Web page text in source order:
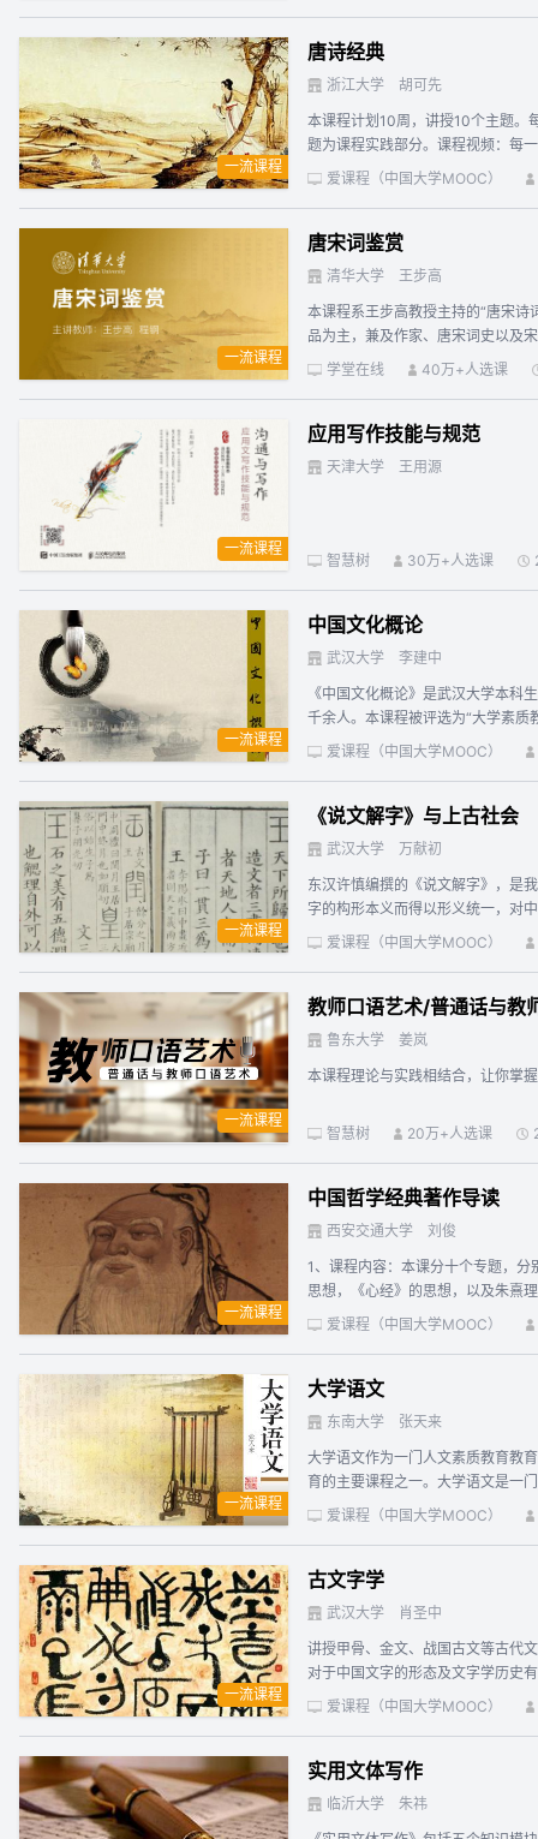
一流课程
唐诗经典
浙江大学
胡可先
本课程计划10周，讲授10个主题。
题为课程实践部分。课程视频：每
重在课程内容的延伸和拓展，帮
试周。成绩为三级计分制：优秀、
爱课程（中国大学MOOC）
一流课程
唐宋词鉴赏
清华大学
王步高
本课程系王步高教授主持的“唐宋
品为主，兼及作家、唐宋词史以及宋代
为词学大师唐圭璋入室弟子，协
学堂在线 40万+人选课
一流课程
应用写作技能与规范
天津大学 王用源
智慧树 30万+人选课
一流课程
中国文化概论
武汉大学
李建中
《中国文化概论》是武汉大学本科
千余人。本课程被评选为“大学素
一等奖。《中国文化概论》课程目
8.2 岁时节庆8.3 宗法家庭8.4 礼
周 结语：中国文化的现代化11.1 中
爱课程（中国大学MOOC）
一流课程
《说文解字》与上古社会
武汉大学
万献初
东汉许慎编撰的《说文解字》，是
字的构形本义而得以形义统一，对
典验证过的古文献词义体系，其
爱课程（中国大学MOOC）
一流课程
教师口语艺术/普通话与教
鲁东大学
姜岚
本课程理论与实践相结合，让你掌
智慧树 20万+人选课
一流课程
中国哲学经典著作导读
西安交通大学
刘俊
1、课程内容：本课分十个专题，
思想，《心经》的思想，以及朱熹
够对中国传统哲学有一种全方位
系访问学者。（2）学术总策划韩
《品读道家智慧》入选中宣部“学
论赛冠军，培养出包括路一鸣、郭
师，主要讲授《周易》思想、佛教
通大学人文学院副教授，哲学博士
通大学人文学院副教授，哲学博士
授张载《西铭》。
爱课程（中国大学MOOC）
一流课程
大学语文
东南大学
张天来
大学语文作为一门人文素质教育教
育的主要课程之一。大学语文是一
品承载的文化内涵及其意义的品
爱课程（中国大学MOOC）
一流课程
古文字学
武汉大学
肖圣中
讲授甲骨、金文、战国古文等古代
对于中国文字的形态及文字学历史
文字的演变规律等）和各种古文
的在让学生对古文字有一个初步了解，可结
文、战国古文、秦及汉初文字。 第二章《甲骨文》。概论部分包括：（1）甲骨文之发现、发掘与研究。这部分，做到初步了解即可，不必强记，尤其是甲骨文研究部分，仅供学习初步有成
的同学继续钻研之参考。（2）甲
爱课程（中国大学MOOC）
实用文体写作
临沂大学
朱祎